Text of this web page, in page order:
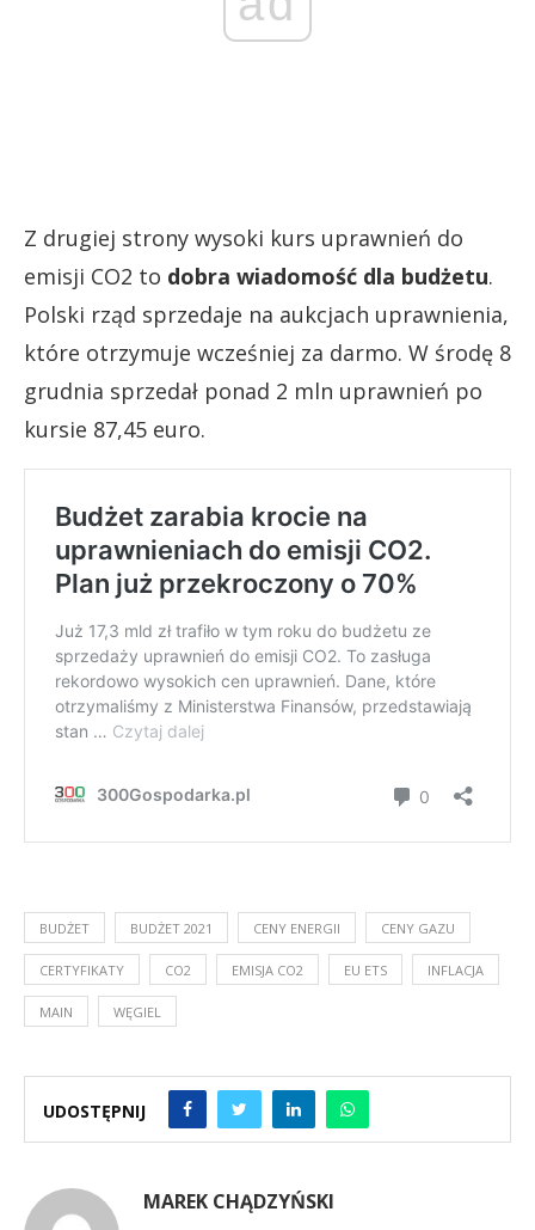
Z drugiej strony wysoki kurs uprawnień do
emisji CO2 to dobra wiadomość dla budżetu.
Polski rząd sprzedaje na aukcjach uprawnienia,
które otrzymuje wcześniej za darmo. W środę 8
grudnia sprzedał ponad 2 mln uprawnień po
kursie 87,45 euro.
BUDŻET BUDŻET 2021 CENY ENERGII CENY GAZU
CERTYFIKATY CO2 EMISJA CO2 EU ETS INFLACJA
MAIN WĘGIEL
UDOSTĘPNIJ
MAREK CHĄDZYŃSKI